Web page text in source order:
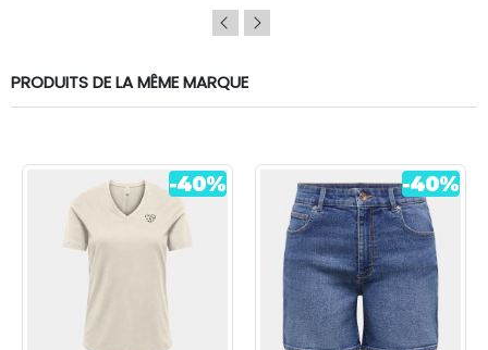
PRODUITS DE LA MÊME MARQUE